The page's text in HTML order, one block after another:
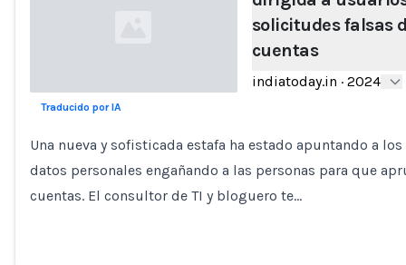
solicitudes falsas
cuentas
indiatoday.in · 2024
Traducido por IA
Una nueva y sofisticada estafa ha estado apuntando a
datos personales engañando a las personas para que
cuentas. El consultor de TI y bloguero te…